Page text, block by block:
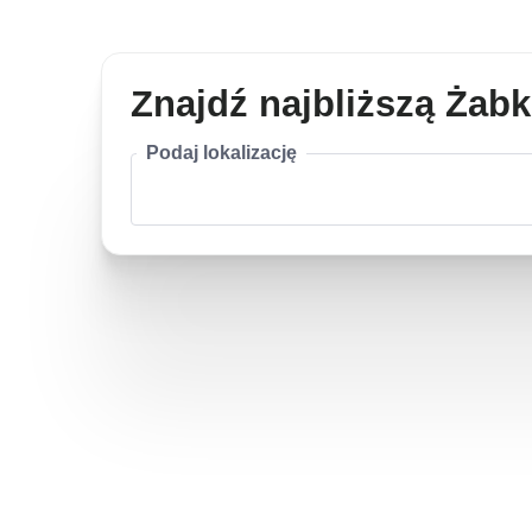
Znajdź najbliższą
Podaj lokalizację